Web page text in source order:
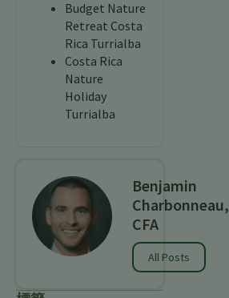
Budget Nature
Retreat Costa
Rica Turrialba
Costa Rica
Nature
Holiday
Turrialba
Benjamin
Charbonneau,
CFA
All Posts